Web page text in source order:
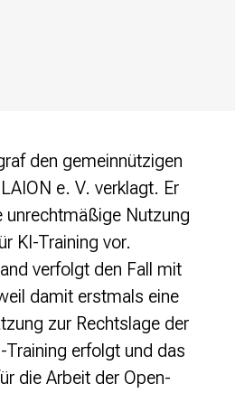
den gemeinnützigen
e. V. verklagt. Er
unrechtmäßige Nutzung
KI-Training vor.
verfolgt den Fall mit
damit erstmals eine
zur Rechtslage der
Training erfolgt und das
die Arbeit der Open-